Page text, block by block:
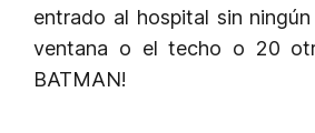
entrado al hospital sin
ventana o el techo o 20
BATMAN!